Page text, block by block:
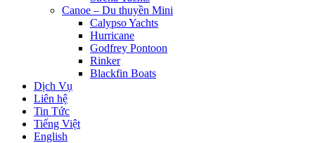
Canoe – Du thuyền Mini
Calypso Yachts
Hurricane
Godfrey Pontoon
Rinker
Blackfin Boats
Dịch Vụ
Liên hệ
Tin Tức
Tiếng Việt
English